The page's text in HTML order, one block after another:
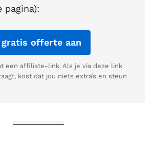
pagina):
gratis offerte aan
een affiliate-link. Als je via deze link
kost dat jou niets extra’s en steun